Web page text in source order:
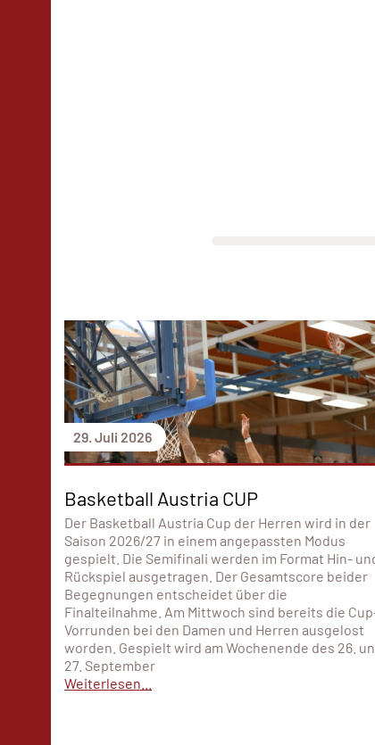
29. Juli 2026
Basketball Austria CUP
Der Basketball Austria Cup der Herren wird in der
Saison 2026/27 in einem angepassten Modus
gespielt. Die Semifinali werden im Format Hin-
Rückspiel ausgetragen. Der Gesamtscore beider
Begegnungen entscheidet über die
Finalteilnahme. Am Mittwoch sind bereits die
Vorrunden bei den Damen und Herren ausgelost
worden. Gespielt wird am Wochenende des 26.
27. September
Weiterlesen...